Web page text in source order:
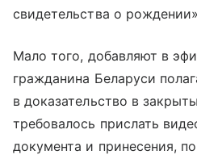
свидетельства о
Мало того, добавляют в
гражданина Беларуси
в доказательство в
требовалось прислать
документа и принесения,